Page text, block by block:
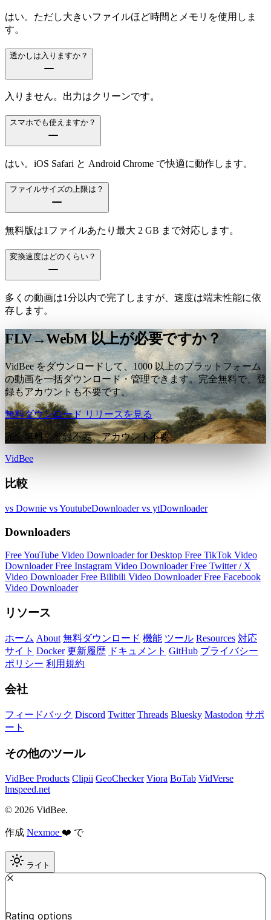
はい。ただし大きいファイルほど時間とメモリを使用しま
す。
透かしは入りますか？
入りません。出力はクリーンです。
スマホでも使えますか？
はい。iOS Safari と Android Chrome で快適に動作します。
ファイルサイズの上限は？
無料版は1ファイルあたり最大 2 GB まで対応します。
変換速度はどのくらい？
多くの動画は1分以内で完了しますが、速度は端末性能に依
存します。
FLV→WebM 以上が必要ですか？
VidBee をダウンロードして、1000 以上のプラットフォーム
の動画を一括ダウンロード・管理できます。完全無料で、登
録もアカウントも不要です。
無料ダウンロード リリースを見る
完全無料。登録不要、アカウント不要。
VidBee
比較
vs Downie vs YoutubeDownloadervs ytDownloader
Downloaders
Free YouTube Video Downloader for Desktop Free TikTok Video
DownloaderFree Instagram Video DownloaderFree Twitter / X
Video DownloaderFree Bilibili Video DownloaderFree Facebook
Video Downloader
リソース
ホーム About 無料ダウンロード 機能 ツール Resources 対応
サイト Docker 更新履歴 ドキュメント GitHub プライバシー
ポリシー 利用規約
会社
フィードバック Discord Twitter Threads Bluesky Mastodon サポ
ート
その他のツール
VidBee Products Clipii GeoChecker Viora BoTab VidVerse
lmspeed.net
© 2026 VidBee.
作成 Nexmoe ❤️ で
ライト
Rating options